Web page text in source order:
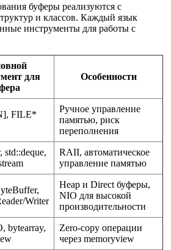
буферы реализуются с
и классов. Каждый язык
инструменты для работы с
для
Особенности
FILE*
Ручное управление
памятью, риск
переполнения
std::deque,
RAII, автоматическое
управление памятью
Writer
Heap и Direct буферы,
NIO для высокой
производительности
bytearray,
Zero-copy операции
через memoryview